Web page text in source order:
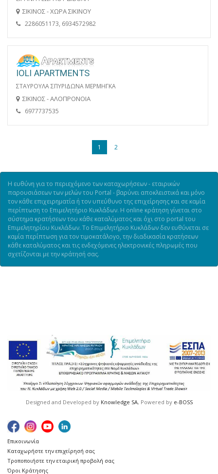
ΣΙΚΙΝΟΣ - ΧΩΡΑ ΣΙΚΙΝΟΥ
2286051173, 6934572982
IOLI APARTMENTS
ΣΤΑΥΡΟΥΛΑ ΣΠΥΡΙΔΩΝΑ ΜΕΡΜΗΓΚΑ
ΣΙΚΙΝΟΣ - ΑΛΟΠΡΟΝΟΙΑ
6977737535
1 2
Η ευθύνη για το περιεχόμενο των καταχωρήσεων - εταιρικών
παρουσιάσεων των μελών του Portal - βαρύνει αποκλειστικά και μόνο
τον κάθε επιχειρηματία ή τον υπεύθυνο της επιχείρησης και σε καμία
περίπτωση το Επιμελητήριο Κυκλάδων. Η online κράτηση γίνεται στο
σύστημα κρατήσεων του κάθε καταλύματος και όχι στο portal του
Επιμελητηρίου Κυκλάδων. Το Επιμελητήριο Κυκλάδων δεν ευθύνεται σε
καμία περίπτωση για τον τιμοκατάλογο, την διαδικασία κρατήσεων
κάθε καταλύματος και τις ενδεχόμενες ηλεκτρονικές πληρωμές που
σχετίζονται με την κράτησή σας.
Designed and Developed by Knowledge SA, Powered by e-BOSS
Επικοινωνία
Καταχωρήστε την επιχείρησή σας
Τροποποιήστε την εταιρική προβολή σας
Όροι Κράτησης